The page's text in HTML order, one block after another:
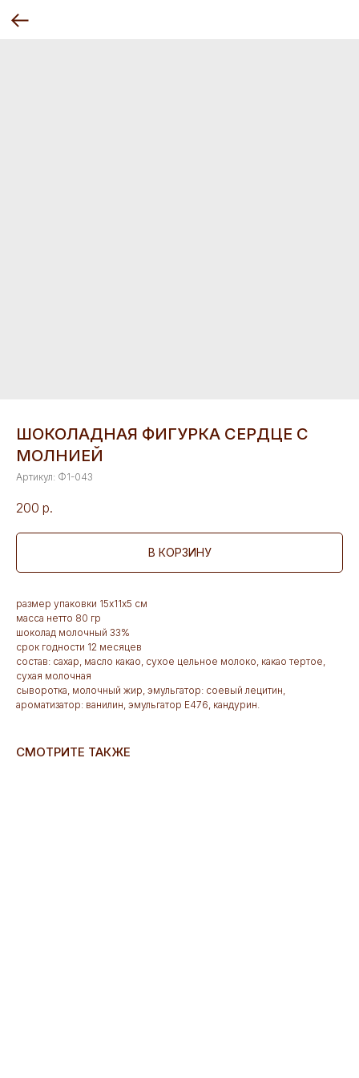
ШОКОЛАДНАЯ ФИГУРКА СЕРДЦЕ С
МОЛНИЕЙ
Артикул: Ф1-043
200 р.
В КОРЗИНУ
размер упаковки 15х11х5 см
масса нетто 80 гр
шоколад молочный 33%
срок годности 12 месяцев
состав: сахар, масло какао, сухое цельное молоко, какао тертое,
сухая молочная
сыворотка, молочный жир, эмульгатор: соевый лецитин,
ароматизатор: ванилин, эмульгатор Е476, кандурин.
СМОТРИТЕ ТАКЖЕ